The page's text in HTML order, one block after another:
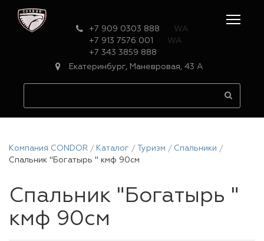
+7 909 0303 888
WA
+7 913 7576 001
WA
+7 343 3859 888
Екатеринбург, Маневровая, 43 А
Компания CONDOR Каталог Туризм
Спальники
Спальник "Богатырь " кмф 90см
Спальник "Богатырь "
кмф 90см